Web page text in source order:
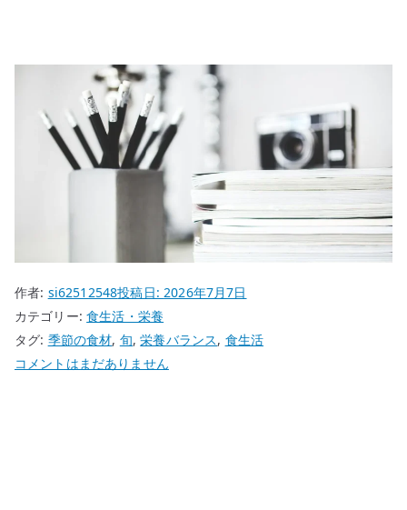
作者: si62512548投稿日:2026年7月7日
カテゴリー:食生活・栄養
タグ: 季節の食材, 旬,栄養バランス, 食生活
旬
コメントはまだありません